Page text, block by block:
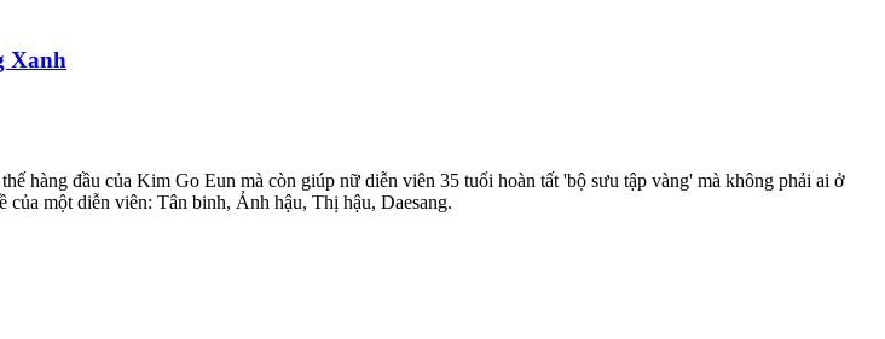
Xanh
hàng đầu của Kim Go Eun mà còn giúp nữ diễn viên 35 tuổi hoàn tất 'bộ sưu tập vàng' mà không phải ai ở
một diễn viên: Tân binh, Ảnh hậu, Thị hậu, Daesang.